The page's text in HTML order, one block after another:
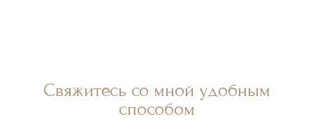
Свяжитесь со мной удобным
способом